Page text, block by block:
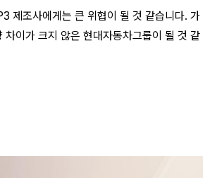
제조사에게는 큰 위협이 될 것 같습니다. 가
차이가 크지 않은 현대자동차그룹이 될 것 같